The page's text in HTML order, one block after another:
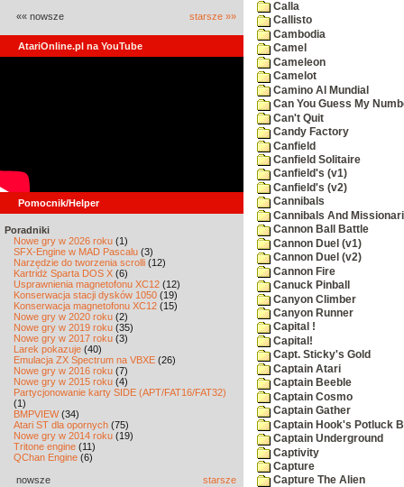
«« nowsze starsze »»
AtariOnline.pl na YouTube
Pomocnik/Helper
Poradniki
Nowe gry w 2026 roku (1)
SFX-Engine w MAD Pascalu (3)
Narzędzie do tworzenia scrolli (12)
Kartridż Sparta DOS X (6)
Usprawnienia magnetofonu XC12 (12)
Konserwacja stacji dysków 1050 (19)
Konserwacja magnetofonu XC12 (15)
Nowe gry w 2020 roku (2)
Nowe gry w 2019 roku (35)
Nowe gry w 2017 roku (3)
Larek pokazuje (40)
Emulacja ZX Spectrum na VBXE (26)
Nowe gry w 2016 roku (7)
Nowe gry w 2015 roku (4)
Partycjonowanie karty SIDE (APT/FAT16/FAT32)
(1)
BMPVIEW(34)
Atari ST dla opornych (75)
Nowe gry w 2014 roku (19)
Tritone engine (11)
QChan Engine (6)
nowsze starsze
Calla
Callisto
Cambodia
Camel
Cameleon
Camelot
Camino Al Mundial
Can You Guess My
Can't Quit
Candy Factory
Canfield
Canfield Solitaire
Canfield's (v1)
Canfield's (v2)
Cannibals
Cannibals And
Cannon Ball Battle
Cannon Duel (v1)
Cannon Duel (v2)
Cannon Fire
Canuck Pinball
Canyon Climber
Canyon Runner
Capital !
Capital!
Capt. Sticky's Gold
Captain Atari
Captain Beeble
Captain Cosmo
Captain Gather
Captain Hook's Potluck
Captain Underground
Captivity
Capture
Capture The Alien